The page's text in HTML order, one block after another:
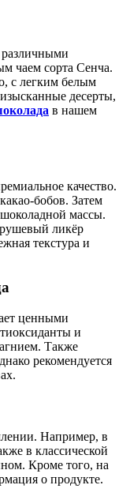
различными
чаем сорта Сенча.
с легким белым
десерты,
в нашем
качество.
бобов. Затем
массы.
ликёр
текстура и
ценными
и
Также
рекомендуется
Например, в
в классической
Кроме того, на
о продукте.